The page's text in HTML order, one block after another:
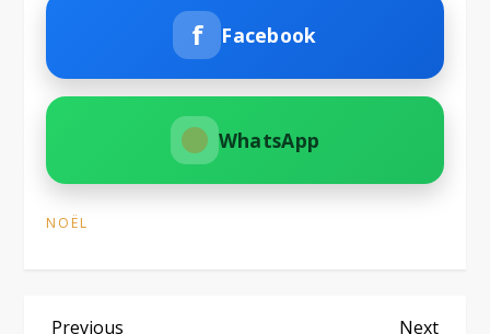
f Facebook
WhatsApp
NOËL
Previous
Previous Next
Next